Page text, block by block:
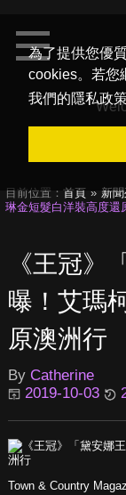
為了提供您優
cookies。若您
我們的隱私政
目前位置： 首頁 新
琳金短髮白洋裝高度還
《王冠》
曝！艾瑪
原澳洲行
By Catherine
2019-10-03
Town & Country